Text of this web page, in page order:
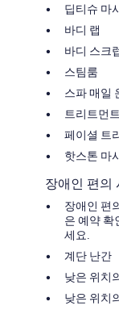
딥티슈 마
바디 랩
바디 스크
스팀룸
스파 매일
트리트먼
페이셜 트
핫스톤 마
장애인 편의
장애인 편
은 예약 확
세요.
계단 난간
낮은 위치
낮은 위치